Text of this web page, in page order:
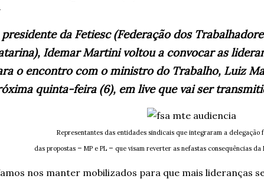
da Fetiesc (Federação dos
Idemar Martini voltou a convocar as
o encontro com o ministro do Trabalho, Luiz
quinta-feira (6), em live que vai ser
Representantes das entidades sindicais que integraram a delegação
das propostas – MP e PL – que visam reverter as nefastas consequências
nos manter mobilizados para que mais lideranças